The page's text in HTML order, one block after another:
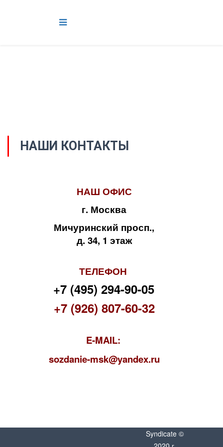
НАШИ КОНТАКТЫ
НАШ ОФИС
г. Москва
Мичуринский просп.,
д. 34, 1 этаж
ТЕЛЕФОН
+7 (495) 294-90-05
+7 (926) 807-60-32
E-MAIL:
sozdanie-msk@yandex.ru
Syndicate ©